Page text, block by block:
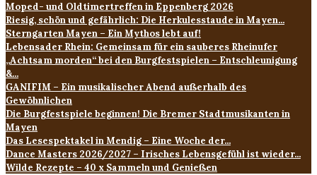
Moped- und Oldtimertreffen in Eppenberg 2026
Riesig, schön und gefährlich: Die Herkulesstaude in Mayen...
Sterngarten Mayen – Ein Mythos lebt auf!
Lebensader Rhein: Gemeinsam für ein sauberes Rheinufer
„Achtsam morden“ bei den Burgfestspielen – Entschleunigung
&...
GANIFIM – Ein musikalischer Abend außerhalb des
Gewöhnlichen
Die Burgfestspiele beginnen! Die Bremer Stadtmusikanten in
Mayen
Das Lesespektakel in Mendig – Eine Woche der...
Dance Masters 2026/2027 – Irisches Lebensgefühl ist wieder...
Wilde Rezepte – 40 x Sammeln und Genießen